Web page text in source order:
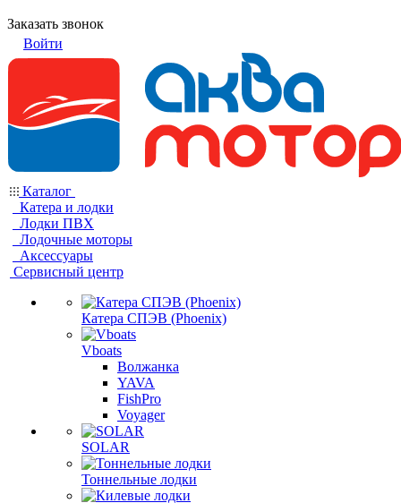
Заказать звонок
Войти
Каталог
Катера и лодки
Лодки ПВХ
Лодочные моторы
Аксессуары
Сервисный центр
Катера СПЭВ (Phoenix)
Vboats
Волжанка
YAVA
FishPro
Voyager
SOLAR
Тоннельные лодки